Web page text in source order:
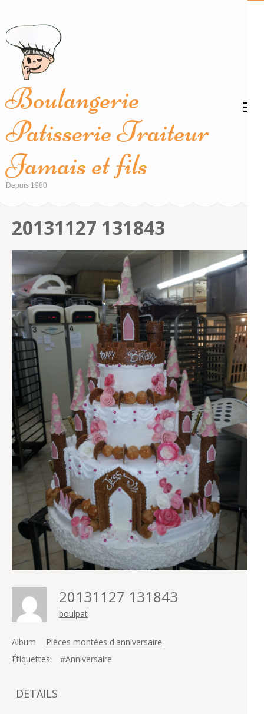
contenu
(Pressez
Entrée)
Boulangerie
Patisserie Traiteur
Jamais et fils
Depuis 1980
20131127 131843
20131127 131843
boulpat
Album:
Pièces montées d'anniversaire
Étiquettes:
#Anniversaire
DETAILS